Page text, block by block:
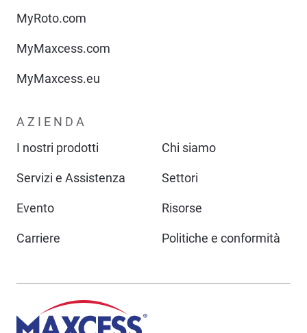
MyRoto.com
MyMaxcess.com
MyMaxcess.eu
AZIENDA
I nostri prodotti
Chi siamo
Servizi e Assistenza Settori
Evento Risorse
Carriere Politiche e conformità